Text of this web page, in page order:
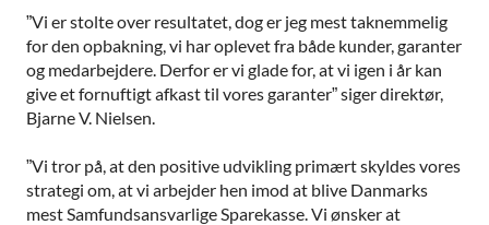
”Vi er stolte over resultatet, dog er jeg mest taknemmelig
for den opbakning, vi har oplevet fra både kunder, garanter
og medarbejdere. Derfor er vi glade for, at vi igen i år kan
give et fornuftigt afkast til vores garanter” siger direktør,
Bjarne V. Nielsen.
”Vi tror på, at den positive udvikling primært skyldes vores
strategi om, at vi arbejder hen imod at blive Danmarks
mest Samfundsansvarlige Sparekasse. Vi ønsker at